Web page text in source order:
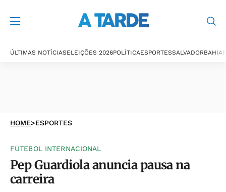
ÚLTIMAS NOTÍCIASELEIÇÕES 2026POLÍTICAESPORTESSALVADORBAHIA
HOME>ESPORTES
FUTEBOL INTERNACIONAL
Pep Guardiola anuncia pausa na
carreira